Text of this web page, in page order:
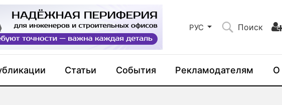
РУС Поиск
Статьи События Рекламодателям О